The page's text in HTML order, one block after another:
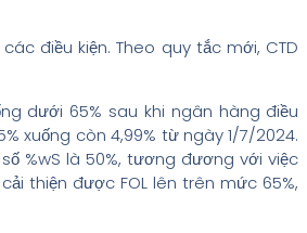
điều kiện. Theo quy tắc mới, CTD
dưới 65% sau khi ngân hàng điều
xuống còn 4,99% từ ngày 1/7/2024.
%wS là 50%, tương đương với việc
thiện được FOL lên trên mức 65%,